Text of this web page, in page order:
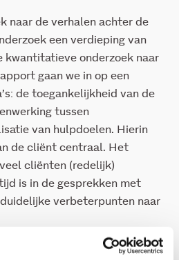
naar de verhalen achter de
een verdieping van
kwantitatieve onderzoek naar
gaan we in op een
de toegankelijkheid van de
tussen
van hulpdoelen. Hierin
de cliënt centraal. Het
cliënten (redelijk)
is in de gesprekken met
verbeterpunten naar